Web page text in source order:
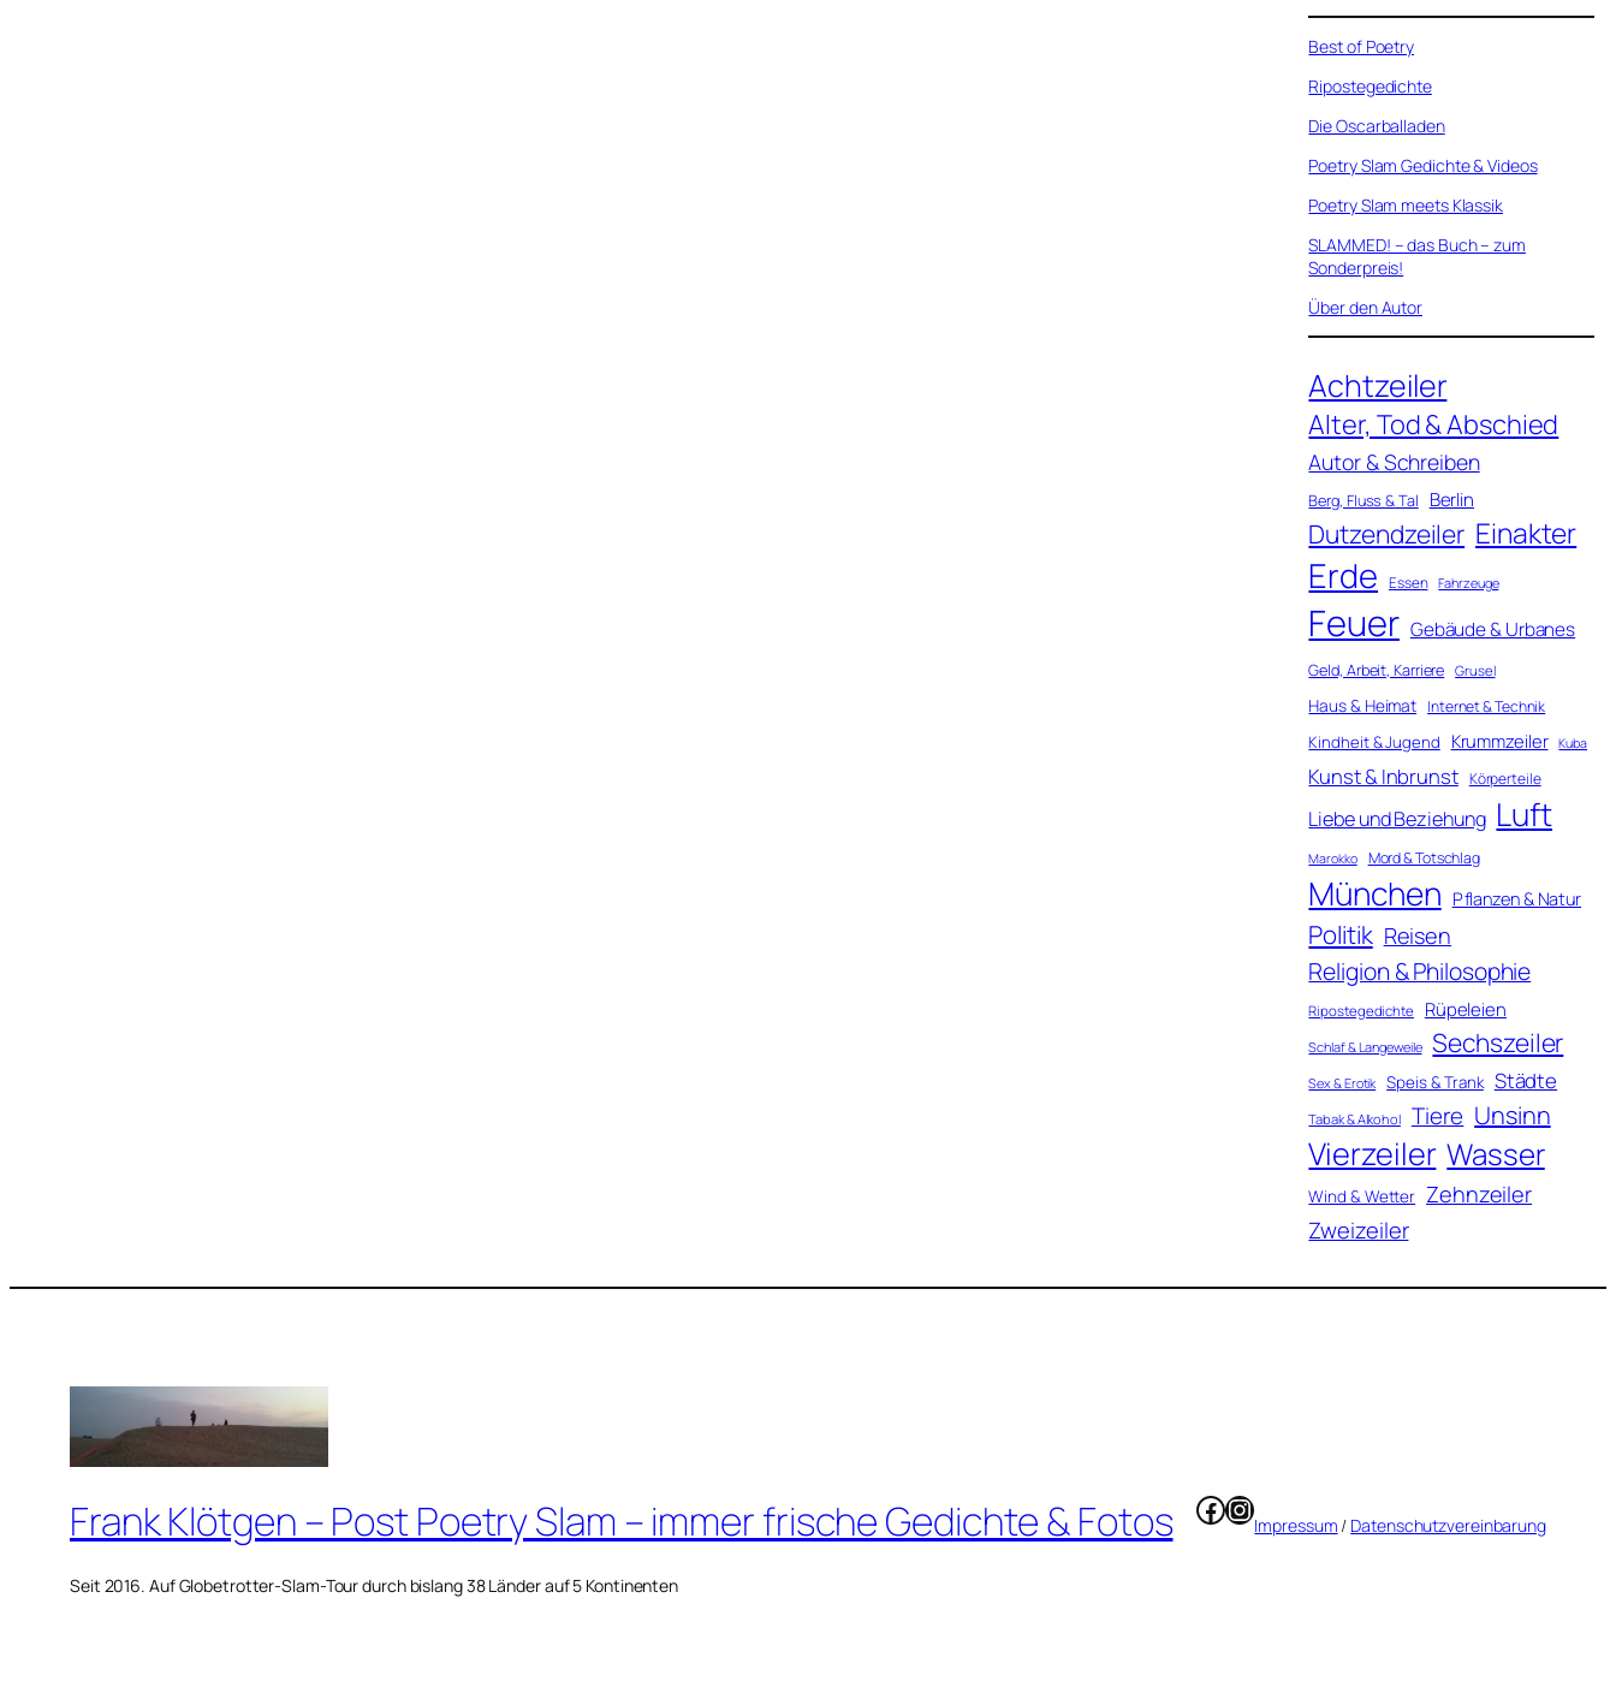
Best of Poetry
Ripostegedichte
Die Oscarballaden
Poetry Slam Gedichte & Videos
Poetry Slam meets Klassik
SLAMMED! – das Buch – zum
Sonderpreis!
Über den Autor
Achtzeiler
Alter, Tod & Abschied
Autor & Schreiben
Berg, Fluss & Tal Berlin
Dutzendzeiler Einakter
Erde Essen Fahrzeuge
Feuer Gebäude & Urbanes
Geld, Arbeit, Karriere Grusel
Haus & Heimat Internet & Technik
Kindheit & Jugend Krummzeiler Kuba
Kunst & Inbrunst Körperteile
Liebe und Beziehung Luft
Marokko Mord & Totschlag
München Pflanzen & Natur
Politik Reisen
Religion & Philosophie
Ripostegedichte Rüpeleien
Schlaf & Langeweile Sechszeiler
Sex & Erotik Speis & Trank Städte
Tabak & Alkohol Tiere Unsinn
Vierzeiler Wasser
Wind & Wetter Zehnzeiler
Zweizeiler
Frank Klötgen – Post Poetry Slam – immer frische Gedichte & Fotos
Seit 2016. Auf Globetrotter-Slam-Tour durch bislang 38 Länder auf 5 Kontinenten
Facebook
Instagram
Impressum / Datenschutzvereinbarung